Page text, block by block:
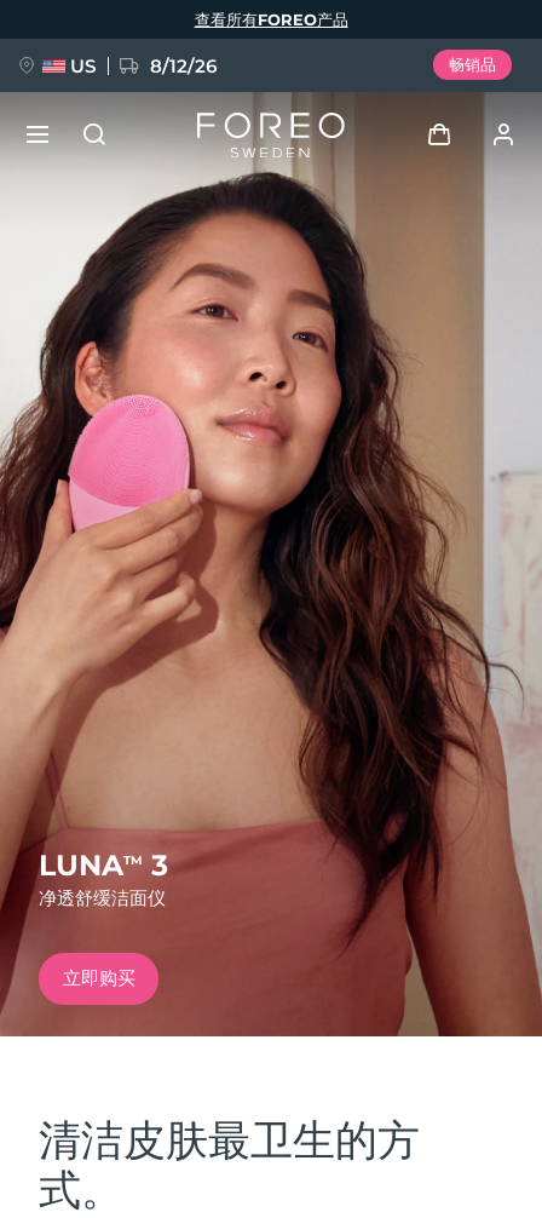
LUNATM 3
净透舒缓洁面仪
立即购买
清洁皮肤最卫生的方
式。
查看所有FOREO产品
US 8/12/26 畅销品
我的地址
我的订阅
FAQ™ Pure Beauty-Tech Elixir
BREAKING NEWS
issa™ Teeth Whitening Set
FAQ™ Dual LED Panel
热门产品
特别优惠 畅销产品
红光疗法
English Deutsch
Español
Français
Italiano
Português
Polski
Svenska
Русский
Türkçe
简体中文 繁體中文
发货国家
预计送达日期8/12/26
英国 预计送达日期8/11/26
西班牙 预计送达日期8/11/26
澳大利亚 预计送达日期 8/14/26
法国 预计送达日期
德国 预计送达日期
加拿大 预计送达日期
奥地利 预计送达日期
巴林